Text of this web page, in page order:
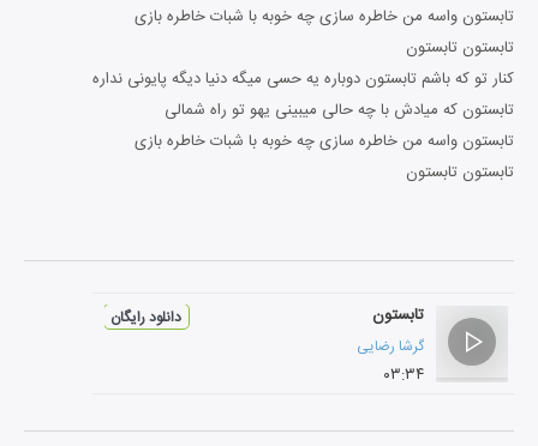
تابستون واسه من خاطره سازی چه خوبه با شبات خاطره بازی
تابستون تابستون
کنار تو که باشم تابستون دوباره یه حسی میگه دنیا دیگه پایونی نداره
تابستون که میادش با چه حالی میبینی یهو تو راه شمالی
تابستون واسه من خاطره سازی چه خوبه با شبات خاطره بازی
تابستون تابستون
تابستون
گرشا رضایی
۰۳:۳۴
دانلود رایگان